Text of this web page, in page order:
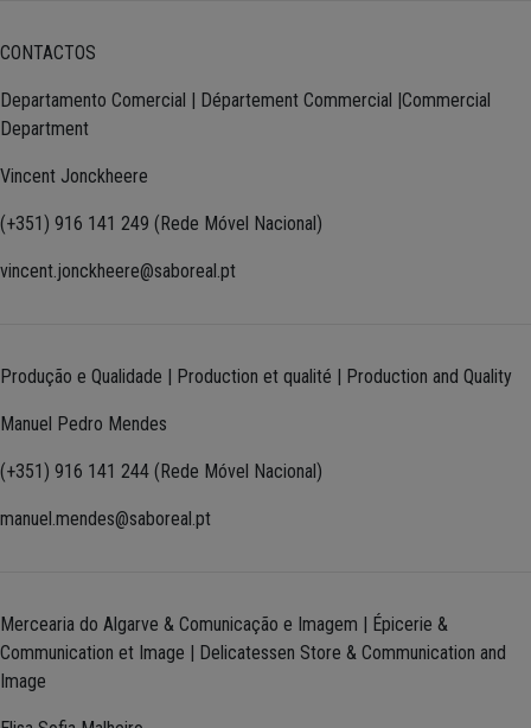
CONTACTOS
Departamento Comercial | Département Commercial |Commercial
Department
Vincent Jonckheere
(+351) 916 141 249 (Rede Móvel Nacional)
vincent.jonckheere@saboreal.pt
Produção e Qualidade | Production et qualité | Production and Quality
Manuel Pedro Mendes
(+351) 916 141 244 (Rede Móvel Nacional)
manuel.mendes@saboreal.pt
Mercearia do Algarve & Comunicação e Imagem | Épicerie &
Communication et Image | Delicatessen Store & Communication and
Image